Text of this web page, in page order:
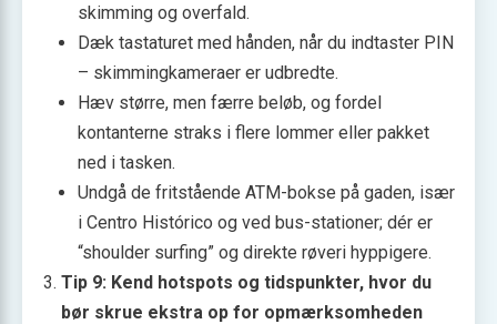
skimming og overfald.
Dæk tastaturet med hånden, når du indtaster PIN
– skimmingkameraer er udbredte.
Hæv større, men færre beløb, og fordel
kontanterne straks i flere lommer eller pakket
ned i tasken.
Undgå de fritstående ATM-bokse på gaden, især
i Centro Histórico og ved bus-stationer; dér er
“shoulder surfing” og direkte røveri hyppigere.
Tip 9: Kend hotspots og tidspunkter, hvor du
bør skrue ekstra op for opmærksomheden